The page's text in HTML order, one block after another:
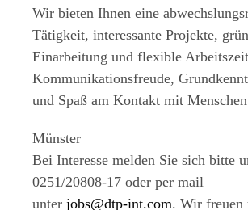
Wir bieten Ihnen eine
Tätigkeit, interessante Projekte,
Einarbeitung und flexible
Kommunikationsfreude,
und Spaß am Kontakt mit
Münster
Bei Interesse melden Sie sich bitte
0251/20808-17 oder per mail
unter jobs@dtp-int.com. Wir freuen